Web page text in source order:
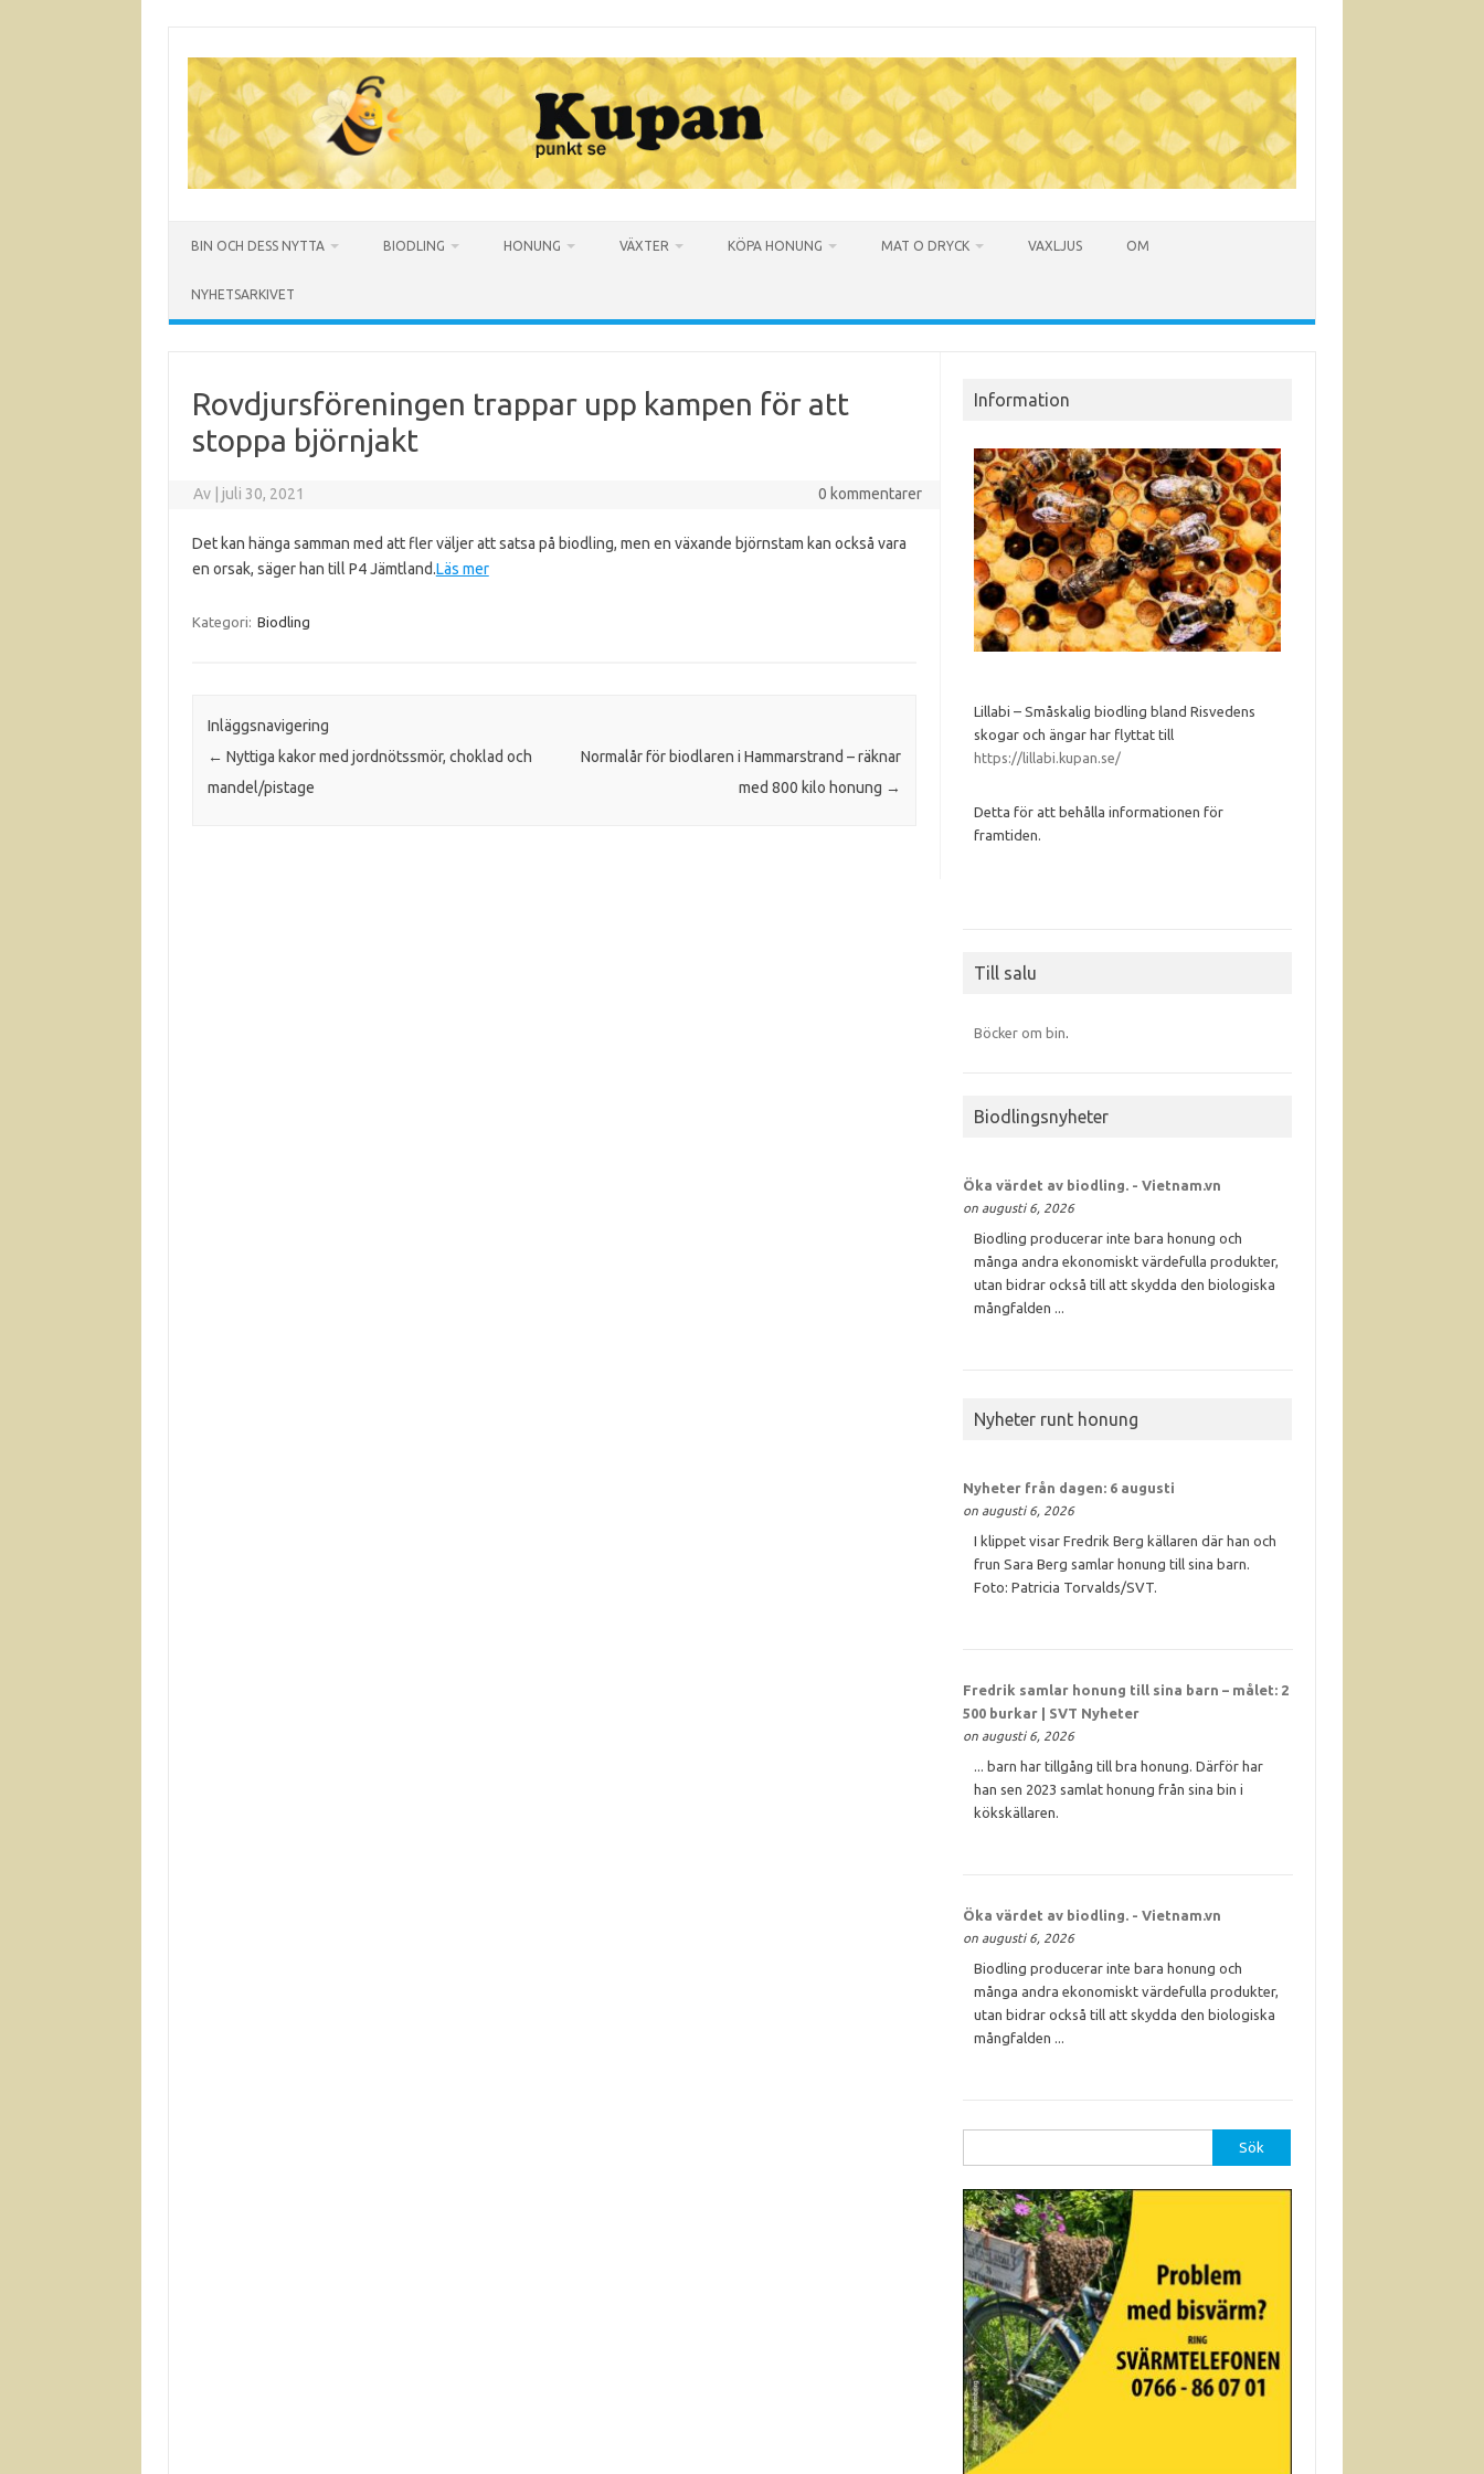
innehåll
BIN OCH DESS NYTTA BIODLING HONUNG VÄXTER KÖPA HONUNG MAT O DRYCK VAXLJUS OM
NYHETSARKIVET
Rovdjursföreningen trappar upp kampen för att
stoppa björnjakt
Av juli 30, 2021 0 kommentarer
Det kan hänga samman med att fler väljer att satsa på biodling, men en växande björnstam kan också vara
en orsak, säger han till P4 Jämtland.Läs mer
Kategori: Biodling
Inläggsnavigering
← Nyttiga kakor med jordnötssmör, choklad och
mandel/pistage
Normalår för biodlaren i Hammarstrand – räknar
med 800 kilo honung →
Information
Lillabi – Småskalig biodling bland Risvedens
skogar och ängar har flyttat till
https://lillabi.kupan.se/
Detta för att behålla informationen för
framtiden.
Till salu
Böcker om bin.
Biodlingsnyheter
Öka värdet av biodling . - Vietnam.vn
on augusti 6, 2026
Biodling producerar inte bara honung och
många andra ekonomiskt värdefulla produkter,
utan bidrar också till att skydda den biologiska
mångfalden ...
Nyheter runt honung
Nyheter från dagen: 6 augusti
on augusti 6, 2026
I klippet visar Fredrik Berg källaren där han och
frun Sara Berg samlar honung till sina barn.
Foto: Patricia Torvalds/SVT.
Fredrik samlar honung till sina barn – målet: 2
500 burkar | SVT Nyheter
on augusti 6, 2026
... barn har tillgång till bra honung. Därför har
han sen 2023 samlat honung från sina bin i
kökskällaren.
Öka värdet av biodling. - Vietnam.vn
on augusti 6, 2026
Biodling producerar inte bara honung och
många andra ekonomiskt värdefulla produkter,
utan bidrar också till att skydda den biologiska
mångfalden ...
efter: